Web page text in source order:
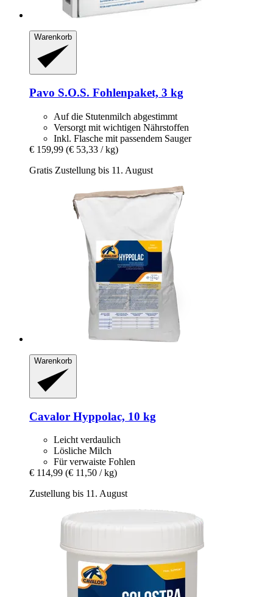
Warenkorb
Pavo S.O.S. Fohlenpaket, 3 kg
Auf die Stutenmilch abgestimmt
Versorgt mit wichtigen Nährstoffen
Inkl. Flasche mit passendem Sauger
€ 159,99 (€ 53,33 / kg)
Gratis Zustellung bis 11. August
Warenkorb
Cavalor Hyppolac, 10 kg
Leicht verdaulich
Lösliche Milch
Für verwaiste Fohlen
€ 114,99 (€ 11,50 / kg)
Zustellung bis 11. August